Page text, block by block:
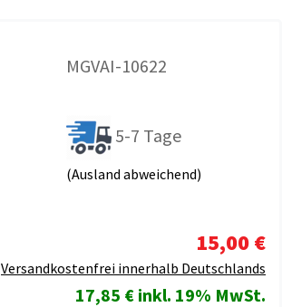
MGVAI-10622
5-7 Tage
(Ausland abweichend)
15,00 €
Versandkostenfrei innerhalb Deutschlands
17,85 € inkl. 19% MwSt.